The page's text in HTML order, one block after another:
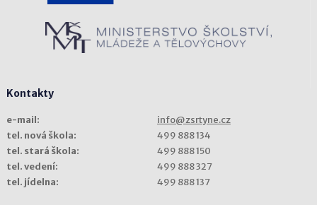
Kontakty
e-mail:
info@zsrtyne.cz
tel. nová škola:
499 888 134
tel. stará škola:
499 888 150
tel. vedení:
499 888 327
tel. jídelna:
499 888 137